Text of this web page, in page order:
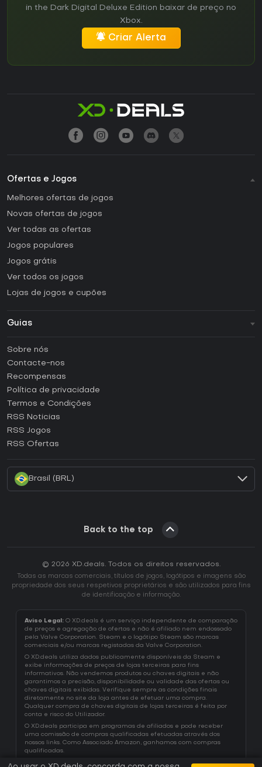
in the Dark Digital Deluxe Edition baixar de preço no
Xbox.
Criar Alerta
Ofertas e Jogos
Melhores ofertas de jogos
Novas ofertas de jogos
Ver todas as ofertas
Jogos populares
Jogos grátis
Ver todos os jogos
Lojas de jogos e cupões
Guias
Como ativar uma CD Key Steam?
Como ativar uma CD Key Epic Games?
Como ativar uma CD Key GOG?
Como ativar uma CD Key Ubisoft Connect?
Sobre nós
Contacte-nos
Recompensas
Política de privacidade
Termos e Condições
RSS Noticias
RSS Jogos
RSS Ofertas
Brasil (BRL)
Back to the top
© 2026 XD.deals. Todos os direitos reservados.
Todas as marcas comerciais, títulos de jogos, logótipos e imagens são
propriedade dos seus respetivos proprietários e são utilizados para fins
de identificação e informação.
Aviso Legal: O XD.deals é um serviço independente de comparação
de preços e agregação de ofertas e não é afiliado nem endossado
pela Valve Corporation. Steam e o logótipo Steam são marcas
comerciais e/ou marcas registadas da Valve Corporation.
O XD.deals utiliza dados publicamente disponíveis da Steam e
exibe informações de preços de lojas terceiras para fins
informativos. Não vendemos produtos ou chaves digitais e não
garantimos a precisão, disponibilidade ou validade das ofertas ou
chaves digitais exibidas. Verifique sempre as condições finais
diretamente no site da loja antes de efetuar uma compra.
Qualquer compra de chaves digitais de lojas terceiras é feita por
conta e risco do Utilizador.
O XD.deals participa em programas de afiliados e pode receber
uma comissão de compras qualificadas efetuadas através dos
nossos links. Como Associado Amazon, ganhamos com compras
qualificadas.